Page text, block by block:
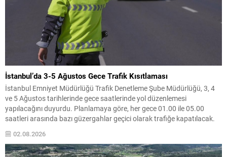
İstanbul’da 3-5 Ağustos Gece Trafik Kısıtlaması
İstanbul Emniyet Müdürlüğü Trafik Denetleme Şube Müdürlüğü, 3, 4
ve 5 Ağustos tarihlerinde gece saatlerinde yol düzenlemesi
yapılacağını duyurdu. Planlamaya göre, her gece 01.00 ile 05.00
saatleri arasında bazı güzergahlar geçici olarak trafiğe kapatılacak.
Belirtilen saat aralığında kapatılacak yollar arasında Beylerbeyi Köprü
Katılımı, Kısıklı Caddesi Altunizade Köprü Katılımı, Altunizade
Kavşağı...
02.08.2026